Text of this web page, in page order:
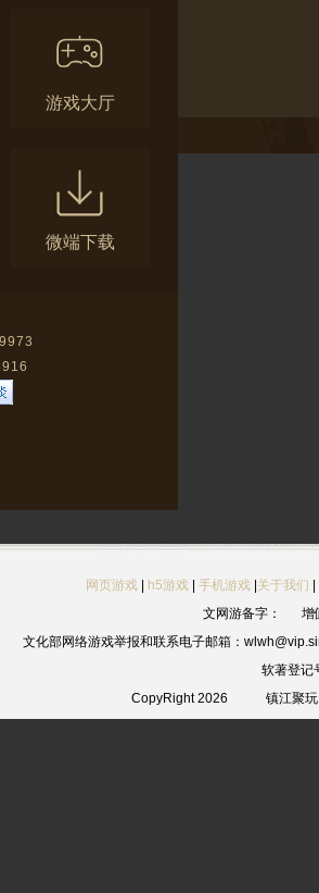
游戏大厅
微端下载
网页游戏| h5游戏| 手机游戏| 关于我们
文网游备字：
增
文化部网络游戏举报和联系电子邮箱：
软著登记
CopyRight 2026
镇江聚